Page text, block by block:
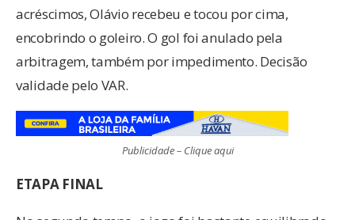
acréscimos, Olávio recebeu e tocou por cima,
encobrindo o goleiro. O gol foi anulado pela
arbitragem, também por impedimento. Decisão
validade pelo VAR.
Publicidade – Clique aqui
ETAPA FINAL